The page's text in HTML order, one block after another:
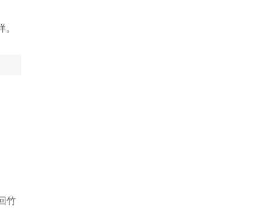
竹